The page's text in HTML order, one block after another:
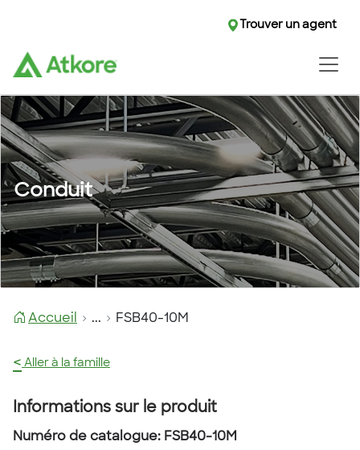
Trouver un agent
Conduit
Accueil ... FSB40-10M
< Aller à la famille
Informations sur le produit
Numéro de catalogue: FSB40-10M